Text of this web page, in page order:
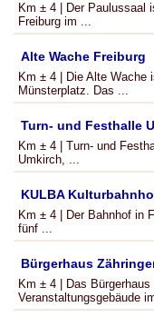
Km ± 4 | Der Paulussaal
Freiburg im ...
Alte Wache Freiburg
Km ± 4 | Die Alte Wache
Münsterplatz. Das ...
Turn- und Festhalle
Km ± 4 | Turn- und
Umkirch, ...
KULBA
Km ± 4 | Der Bahnhof in
fünf ...
Bürgerhaus
Km ± 4 | Das
Veranstaltungsgebäude